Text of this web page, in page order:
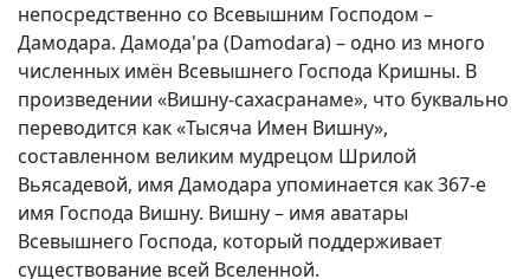
непосредственно со Всевышним Господом –
Дамодара. Дамода'ра (Damodara) – одно из много
численных имён Всевышнего Господа Кришны. В
произведении «Вишну-сахасранаме», что буквально
переводится как «Тысяча Имен Вишну»,
составленном великим мудрецом Шрилой
Вьясадевой, имя Дамодара упоминается как 367-е
имя Господа Вишну. Вишну – имя аватары
Всевышнего Господа, который поддерживает
существование всей Вселенной.